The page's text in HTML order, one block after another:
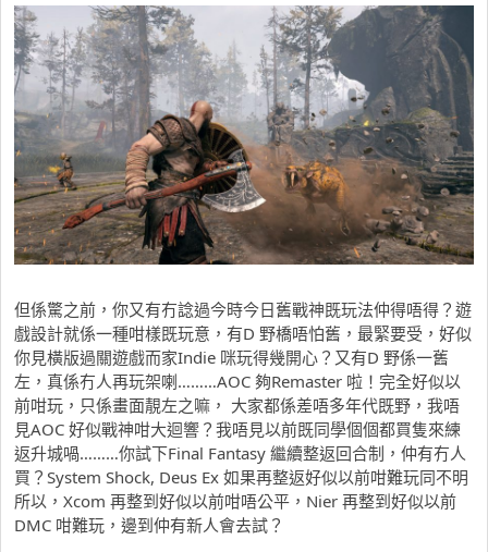
但係驚之前，你又有冇諗過今時今日舊戰神既玩法仲得唔得？遊
戲設計就係一種咁樣既玩意，有D 野橋唔怕舊，最緊要受，好似
你見橫版過關遊戲而家Indie 咪玩得幾開心？又有D 野係一舊
左，真係冇人再玩架喇………AOC 夠Remaster 啦！完全好似以
前咁玩，只係畫面靚左之嘛， 大家都係差唔多年代既野，我唔
見AOC 好似戰神咁大迴響？我唔見以前既同學個個都買隻來練
返升城喎………你試下Final Fantasy 繼續整返回合制，仲有冇人
買？System Shock, Deus Ex 如果再整返好似以前咁難玩同不明
所以，Xcom 再整到好似以前咁唔公平，Nier 再整到好似以前
DMC 咁難玩，邊到仲有新人會去試？